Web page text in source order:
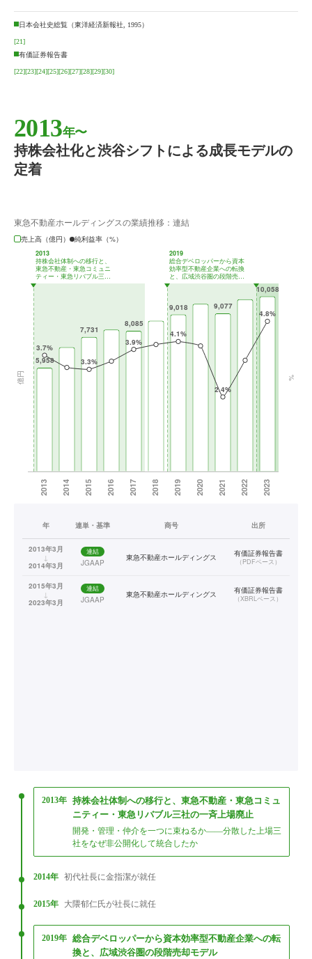
日本会社史総覧（東洋経済新報社, 1995）
[21]
有価証券報告書
[22][23][24][25][26][27][28][29][30]
2013年〜
持株会社化と渋谷シフトによる成長モデルの
定着
東急不動産ホールディングスの業績推移：連結
売上高（億円）
純利益率（%）
年 連単・基準 商号 出所
2013年3月
↓
2014年3月
連結
JGAAP
東急不動産ホールディングス 有価証券報告書
（PDFベース）
2015年3月
↓
2023年3月
連結
JGAAP
東急不動産ホールディングス 有価証券報告書
（XBRLベース）
2013年 持株会社体制への移行と、東急不動産・東急コミュ
ニティー・東急リバブル三社の一斉上場廃止
開発・管理・仲介を一つに束ねるか——分散した上場三
社をなぜ非公開化して統合したか
2014年 初代社長に金指潔が就任
2015年 大隈郁仁氏が社長に就任
2019年 総合デベロッパーから資本効率型不動産企業への転
換と、広域渋谷圏の段階売却モデル